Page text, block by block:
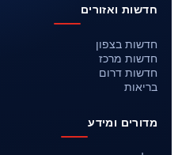
חדשות ואזורים
חדשות בצפון
חדשות מרכז
חדשות דרום
בריאות
מדורים ומידע